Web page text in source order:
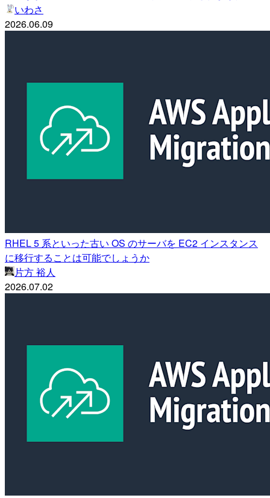
いわさ
2026.06.09
RHEL 5 系といった古い OS のサーバを EC2 インスタンス
に移行することは可能でしょうか
片方 裕人
2026.07.02